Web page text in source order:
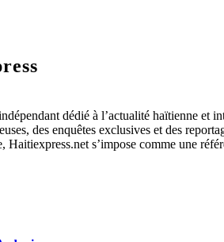
dédié à l’actualité haïtienne et
des enquêtes exclusives et des
Haitiexpress.net s’impose comme une